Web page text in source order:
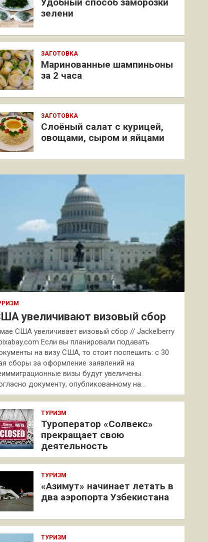
зелени
ЗАГОТОВКА
Маринованные шампиньоны
за 2 часа
ЗАГОТОВКА
Слоёный салат с курицей,
овощами, сыром и яйцами
увеличивают визовый сбор
США увеличивает визовый сбор // Jackelberry
Если вы планировали подавать
на визу США, то стоит поспешить: с 30
сборы за оформление заявлений на
визы будут увеличены.
документу, опубликованному на…
ТУРИЗМ
Туроператор «Солвекс»
прекращает свою
деятельность
ТУРИЗМ
«Азимут» начинает летать в
два аэропорта Узбекистана
ТУРИЗМ